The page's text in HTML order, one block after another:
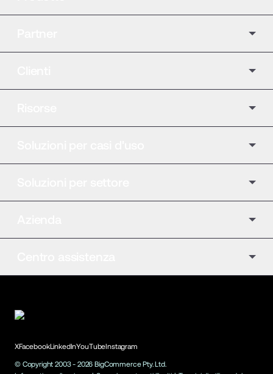
XFacebookLinkedInYouTubeInstagram
© Copyright 2003 - 2026 BigCommerce Pty. Ltd.